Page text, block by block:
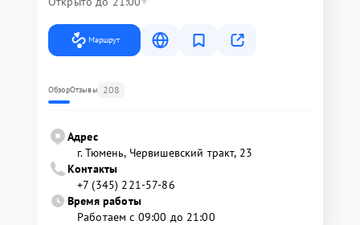
Маршрут
ОбзорОтзывы 208
Адрес
г. Тюмень, ​Червишевский тракт, 23
Контакты
+7 (345) 221-57-86
Время работы
Работаем с 09:00 до 21:00